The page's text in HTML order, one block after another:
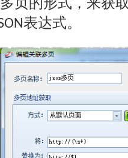
页的形式，来获
表达式。